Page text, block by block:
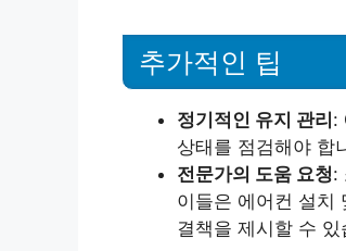
추가적인 팁
정기적인 유지 관리:
상태를 점검해야 합
전문가의 도움 요청:
이들은 에어컨 설치
결책을 제시할 수 있